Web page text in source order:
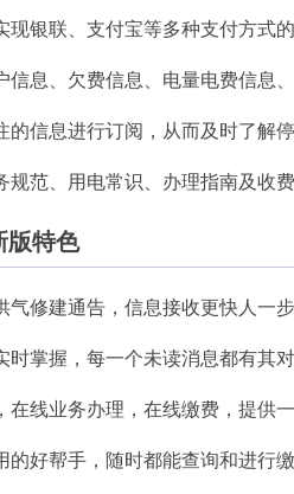
现银联、支付宝等多种支付方式
信息、欠费信息、电量电费信息
的信息进行订阅，从而及时了解
规范、用电常识、办理指南及收
版特色
气修建通告，信息接收更快人一
时掌握，每一个未读消息都有其
在线业务办理，在线缴费，提供
的好帮手，随时都能查询和进行